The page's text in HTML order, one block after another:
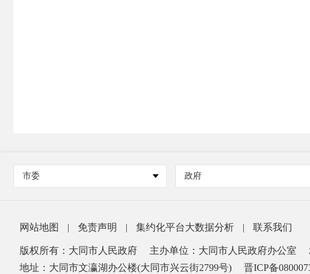
市委 政府
网站地图 | 免责声明 | 集约化平台大数据分析 | 联系我们
版权所有：大同市人民政府 主办单位：大同市人民政府办公室
地址：大同市文瀛湖办公楼(大同市兴云街2799号)
晋ICP备